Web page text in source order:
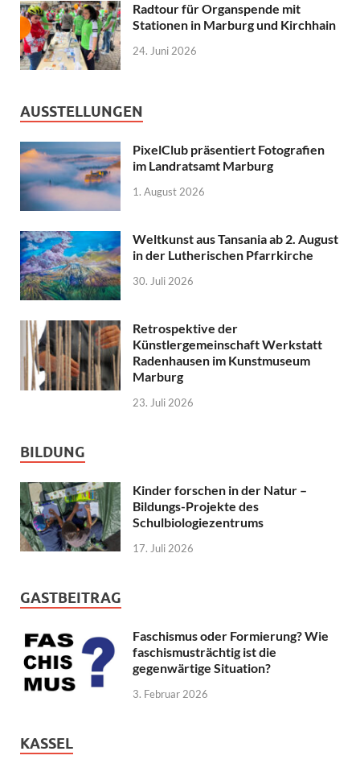
Radtour für Organspende mit
Stationen in Marburg und Kirchhain
24. Juni 2026
AUSSTELLUNGEN
PixelClub präsentiert Fotografien
im Landratsamt Marburg
1. August 2026
Weltkunst aus Tansania ab 2. August
in der Lutherischen Pfarrkirche
30. Juli 2026
Retrospektive der
Künstlergemeinschaft Werkstatt
Radenhausen im Kunstmuseum
Marburg
23. Juli 2026
BILDUNG
Kinder forschen in der Natur –
Bildungs-Projekte des
Schulbiologiezentrums
17. Juli 2026
GASTBEITRAG
Faschismus oder Formierung? Wie
faschismusträchtig ist die
gegenwärtige Situation?
3. Februar 2026
KASSEL